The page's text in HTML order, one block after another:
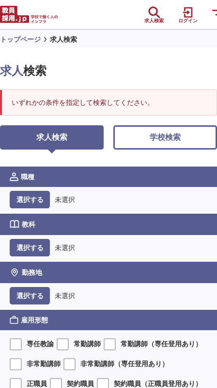
求人検索 ログイン
トップページ 求人検索
求人検索
いずれかの条件を指定して検索してください。
求人検索 学校検索
職種
選択する 未選択
教科
選択する 未選択
勤務地
選択する 未選択
雇用形態
専任教諭 常勤講師 常勤講師（専任登用あり）
非常勤講師 非常勤講師（専任登用あり）
正職員 契約職員 契約職員（正職員登用あり）